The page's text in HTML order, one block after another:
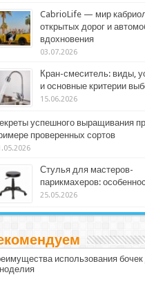
CabrioLife — мир
открытых дорог и
вдохновения
03.07.2026
Кран-смеситель: виды,
и основные критерии
15.06.2026
успешного выращивания
проверенных сортов
Стулья для мастеров-
парикмахеров:
25.05.2026
использования